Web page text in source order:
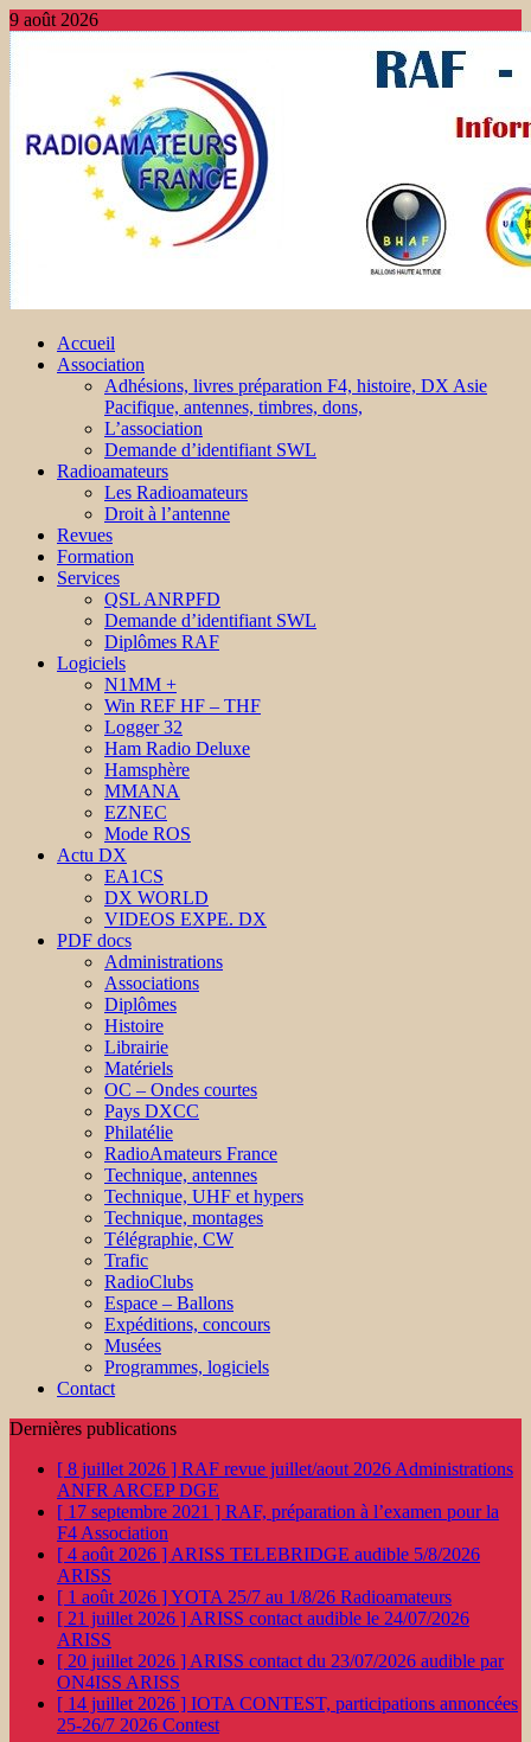
9 août 2026
Accueil
Association
Adhésions, livres préparation F4, histoire, DX Asie
Pacifique, antennes, timbres, dons,
L’association
Demande d’identifiant SWL
Radioamateurs
Les Radioamateurs
Droit à l’antenne
Revues
Formation
Services
QSL ANRPFD
Demande d’identifiant SWL
Diplômes RAF
Logiciels
N1MM +
Win REF HF – THF
Logger 32
Ham Radio Deluxe
Hamsphère
MMANA
EZNEC
Mode ROS
Actu DX
EA1CS
DX WORLD
VIDEOS EXPE. DX
PDF docs
Administrations
Associations
Diplômes
Histoire
Librairie
Matériels
OC – Ondes courtes
Pays DXCC
Philatélie
RadioAmateurs France
Technique, antennes
Technique, UHF et hypers
Technique, montages
Télégraphie, CW
Trafic
RadioClubs
Espace – Ballons
Expéditions, concours
Musées
Programmes, logiciels
Contact
Dernières publications
[ 8 juillet 2026 ] RAF revue juillet/aout 2026 Administrations
ANFR ARCEP DGE
[ 17 septembre 2021 ] RAF, préparation à l’examen pour la
F4 Association
[ 4 août 2026 ] ARISS TELEBRIDGE audible 5/8/2026
ARISS
[ 1 août 2026 ]YOTA 25/7 au 1/8/26 Radioamateurs
[ 21 juillet 2026 ] ARISS contact audible le 24/07/2026
ARISS
[ 20 juillet 2026 ] ARISS contact du 23/07/2026 audible par
ON4ISS ARISS
[ 14 juillet 2026 ] IOTA CONTEST, participations annoncées
25-26/7 2026 Contest